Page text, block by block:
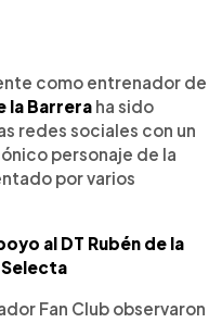
como entrenador de
la Barrera ha sido
redes sociales con un
personaje de la
por varios
al DT Rubén de la
Selecta
Fan Club observaron